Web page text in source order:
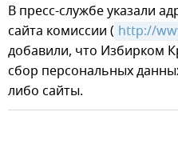
В пресс-службе указали
сайта комиссии ( http://
добавили, что Избирком
сбор персональных
либо сайты.